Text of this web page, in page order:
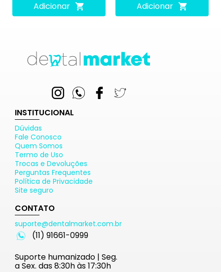
Adicionar
Adicionar
INSTITUCIONAL
Dúvidas
Fale Conosco
Quem Somos
Termo de Uso
Trocas e Devoluções
Perguntas Frequentes
Política de Privacidade
Site seguro
CONTATO
suporte@dentalmarket.com.br
(11) 91661-0999
Suporte humanizado | Seg.
a Sex. das 8:30h às 17:30h